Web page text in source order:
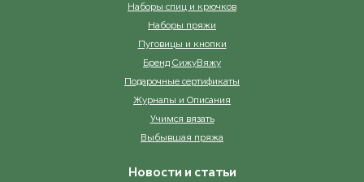
Наборы спиц и крючков
Наборы пряжи
Пуговицы и кнопки
Бренд СижуВяжу
Подарочные сертификаты
Журналы и Описания
Учимся вязать
Выбывшая пряжа
Новости и статьи